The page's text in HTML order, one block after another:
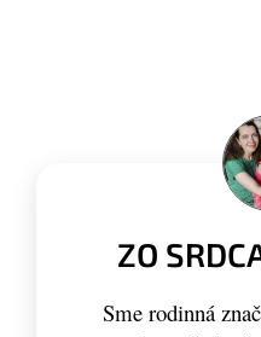
ZO
Sme rodinná